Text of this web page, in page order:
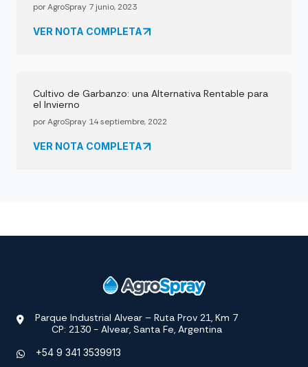
por AgroSpray 7 junio, 2023
VER NOTA COMPLETA
Cultivo de Garbanzo: una Alternativa Rentable para
el Invierno
por AgroSpray 14 septiembre, 2022
VER NOTA COMPLETA
Parque Industrial Alvear – Ruta Prov 21, Km 7
CP: 2130 - Alvear, Santa Fe, Argentina
+54 9 341 3539913